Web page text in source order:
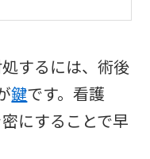
するには、術後
鍵です。看護
にすることで早